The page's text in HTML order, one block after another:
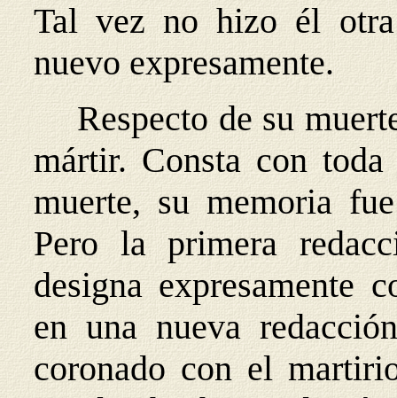
Tal vez no hizo él otra
nuevo expresamente.
Respecto de su
mártir. Consta con
muerte, su memoria
Pero la primera
designa expresamente
en una nueva
coronado con el